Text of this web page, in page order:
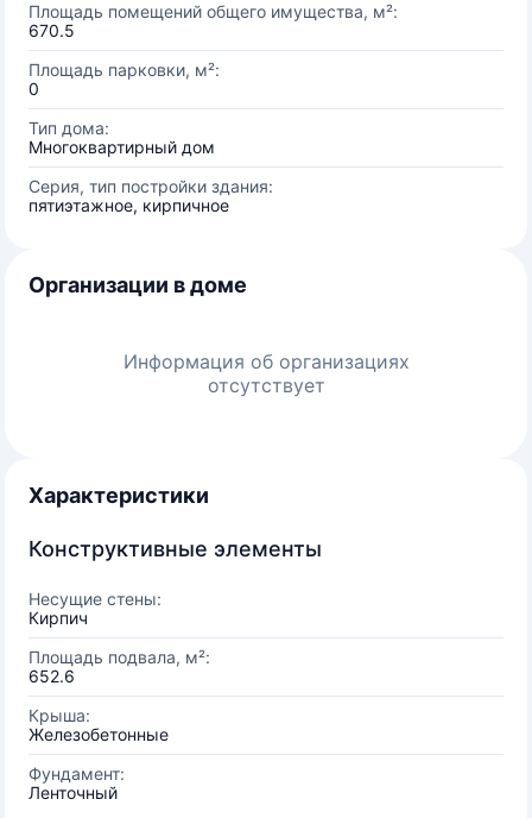
Площадь помещений общего имущества, м²:
670.5
Площадь парковки, м²:
0
Тип дома:
Многоквартирный дом
Серия, тип постройки здания:
пятиэтажное, кирпичное
Организации в доме
Информация об организациях
отсутствует
Характеристики
Конструктивные элементы
Несущие стены:
Кирпич
Площадь подвала, м²:
652.6
Крыша:
Железобетонные
Фундамент:
Ленточный